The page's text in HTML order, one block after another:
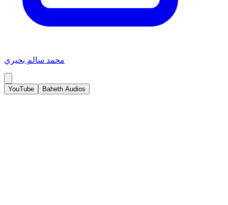
محمد سالم بحيري
YouTube Baheth Audios